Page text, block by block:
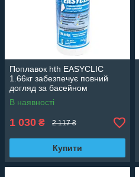
Поплавок hth EASYCLIC
1.66кг забезпечує повний
догляд за басейном
K801900H9
В наявності
1 030 ₴ 2 117 ₴
Купити